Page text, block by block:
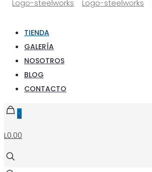
TIENDA
GALERÍA
NOSOTROS
BLOG
CONTACTO
0
L0.00